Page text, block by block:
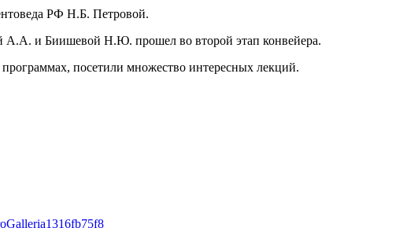
РФ Н.Б. Петровой.
А.А. и Биишевой Н.Ю. прошел во второй этап конвейера.
посетили множество интересных лекций.